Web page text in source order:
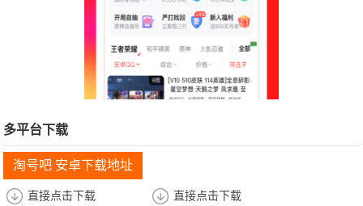
多平台下载
淘号吧 安卓下载地址
直接点击下载 直接点击下载